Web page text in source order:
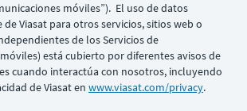
móviles”). El uso de datos
Viasat para otros servicios, sitios web o
de los Servicios de
está cubierto por diferentes avisos de
cuando interactúa con nosotros, incluyendo
de Viasat en www.viasat.com/privacy.